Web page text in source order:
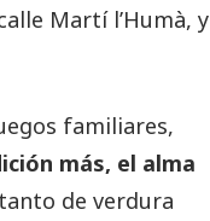
Martí l’Humà, y
familiares,
más, el alma
de verdura